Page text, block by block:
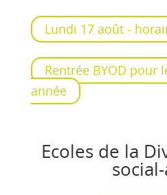
Lundi 17 août -
Rentrée BYOD pour
année
Ecoles de la